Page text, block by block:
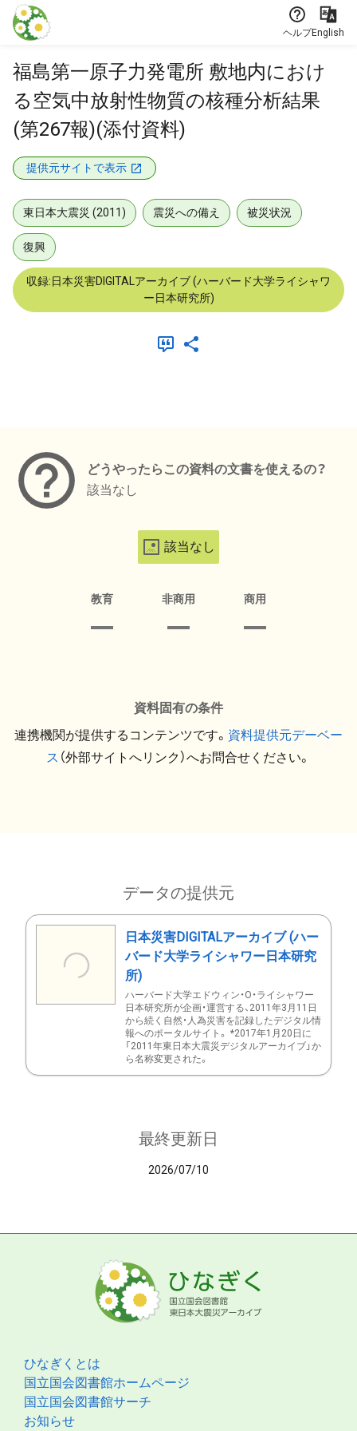
本文に飛ぶ
ヘルプEnglish
福島第一原子力発電所 敷地内におけ
る空気中放射性物質の核種分析結果
(第267報)(添付資料)
提供元サイトで表示
東日本大震災 (2011) 震災への備え 被災状況
復興
収録:日本災害DIGITALアーカイブ (ハーバード大学ライシャワ
ー日本研究所)
どうやったらこの資料の文書を使えるの？
該当なし
該当なし
教育 非商用 商用
資料固有の条件
連携機関が提供するコンテンツです。 資料提供元デーベー
ス （外部サイトへリンク）へお問合せください。
データの提供元
日本災害DIGITALアーカイブ (ハー
バード大学ライシャワー日本研究
所)
ハーバード大学エドウィン・O・ライシャワー
日本研究所が企画・運営する、2011年3月11日
から続く自然・人為災害を記録したデジタル情
報へのポータルサイト。 *2017年1月20日に
「2011年東日本大震災デジタルアーカイブ」か
ら名称変更された。
最終更新日
2026/07/10
ひなぎくとは
国立国会図書館ホームページ
国立国会図書館サーチ
お知らせ